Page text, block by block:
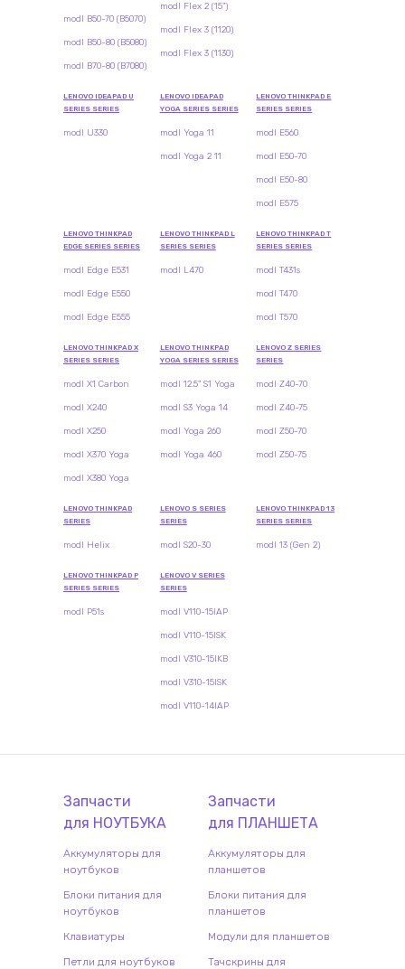
modl B50-70 (B5070)
modl B50-80 (B5080)
modl B70-80 (B7080)
modl Flex 2 (15")
modl Flex 3 (1120)
modl Flex 3 (1130)
LENOVO IDEAPAD U
SERIES SERIES
modl U330
LENOVO IDEAPAD
YOGA SERIES SERIES
modl Yoga 11
modl Yoga 2 11
LENOVO THINKPAD E
SERIES SERIES
modl E560
modl E50-70
modl E50-80
modl E575
LENOVO THINKPAD
EDGE SERIES SERIES
modl Edge E531
modl Edge E550
modl Edge E555
LENOVO THINKPAD L
SERIES SERIES
modl L470
LENOVO THINKPAD T
SERIES SERIES
modl T431s
modl T470
modl T570
LENOVO THINKPAD X
SERIES SERIES
modl X1 Carbon
modl X240
modl X250
modl X370 Yoga
modl X380 Yoga
LENOVO THINKPAD
YOGA SERIES SERIES
modl 12.5" S1 Yoga
modl S3 Yoga 14
modl Yoga 260
modl Yoga 460
LENOVO Z SERIES
SERIES
modl Z40-70
modl Z40-75
modl Z50-70
modl Z50-75
LENOVO THINKPAD
SERIES
modl Helix
LENOVO S SERIES
SERIES
modl S20-30
LENOVO THINKPAD 13
SERIES SERIES
modl 13 (Gen 2)
LENOVO THINKPAD P
SERIES SERIES
modl P51s
LENOVO V SERIES
SERIES
modl V110-15IAP
modl V110-15ISK
modl V310-15IKB
modl V310-15ISK
modl V110-14IAP
Запчасти
для НОУТБУКА
Аккумуляторы для
ноутбуков
Блоки питания для
ноутбуков
Клавиатуры
Петли для ноутбуков
Запчасти
для ПЛАНШЕТА
Аккумуляторы для
планшетов
Блоки питания для
планшетов
Модули для планшетов
Тачскрины для